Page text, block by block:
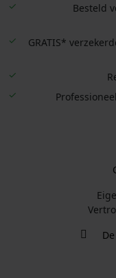
Besteld
GRATIS*